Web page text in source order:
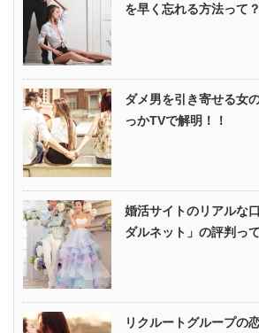
を早く忘れる方法って？
ダメ男を引き寄せる女
っかTVで解明！！
婚活サイトのリアルな
ダルネット」の評判っ
リクルートグループの